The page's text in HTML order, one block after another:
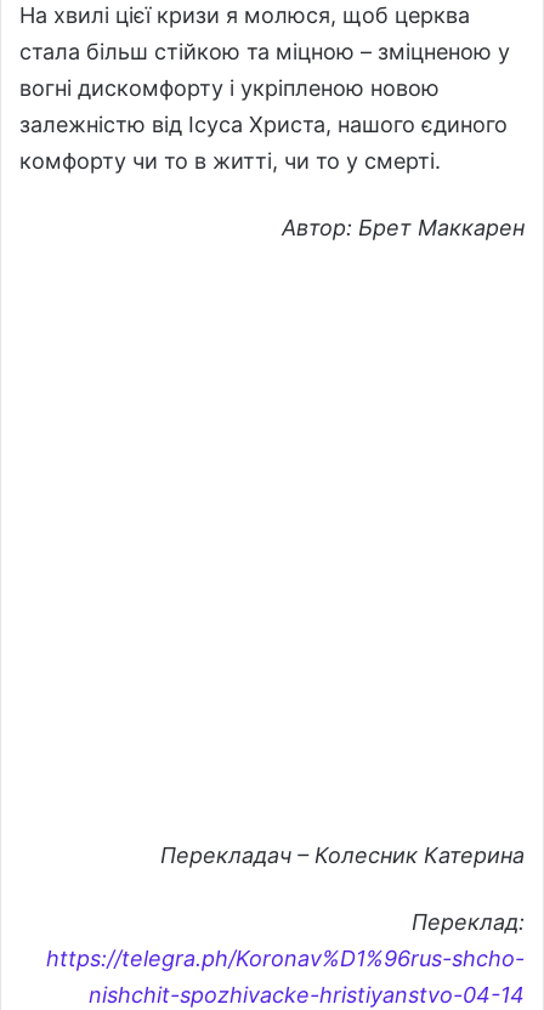
На хвилі цієї кризи я молюся, щоб церква
стала більш стійкою та міцною – зміцненою у
вогні дискомфорту і укріпленою новою
залежністю від Ісуса Христа, нашого єдиного
комфорту чи то в житті, чи то у смерті.
Автор: Брет Маккарен
Перекладач – Колесник Катерина
Переклад:
https://telegra.ph/Koronav%D1%96rus-shcho-
nishchit-spozhivacke-hristiyanstvo-04-14